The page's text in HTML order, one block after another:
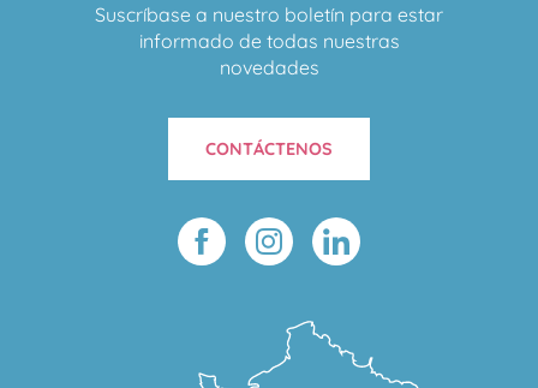
Suscríbase a nuestro boletín para estar
informado de todas nuestras
novedades
CONTÁCTENOS